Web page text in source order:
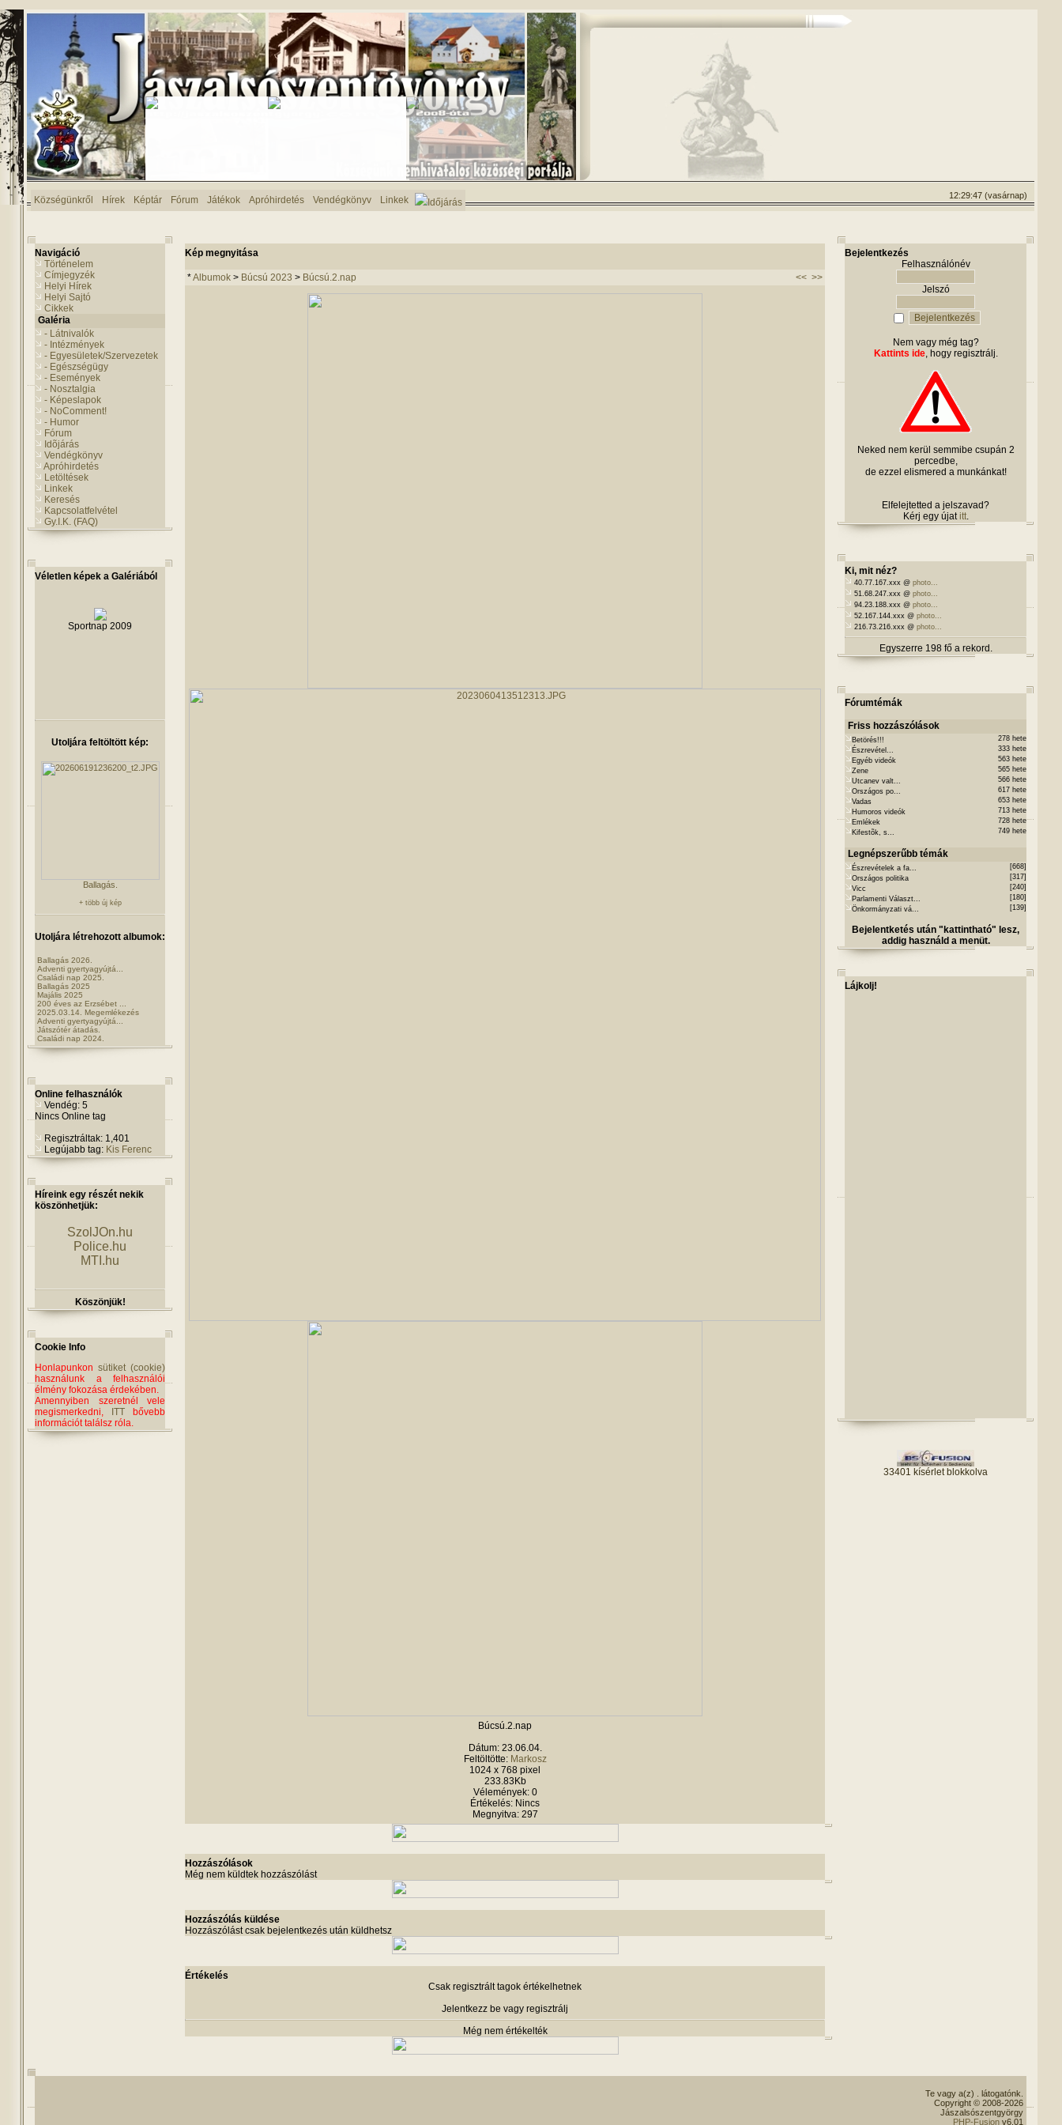
Községünkről Hírek Képtár Fórum Játékok Apróhirdetés Vendégkönyv Linkek Időjárás
12:29:47 (vasárnap)
Navigáció
Történelem
Címjegyzék
Helyi Hírek
Helyi Sajtó
Cikkek
Galéria
- Látnivalók
- Intézmények
- Egyesületek/Szervezetek
- Egészségügy
- Események
- Nosztalgia
- Képeslapok
- NoComment!
- Humor
Fórum
Idõjárás
Vendégkönyv
Apróhirdetés
Letöltések
Linkek
Keresés
Kapcsolatfelvétel
Gy.I.K. (FAQ)
Véletlen képek a Galériából
Sportnap 2009
Utoljára feltöltött kép:
Ballagás.
+ több új kép
Utoljára létrehozott albumok:
Ballagás 2026.
Adventi gyertyagyújtá...
Családi nap 2025.
Ballagás 2025
Majális 2025
200 éves az Erzsébet ...
2025.03.14. Megemlékezés
Adventi gyertyagyújtá...
Játszótér átadás.
Családi nap 2024.
Online felhasználók
Vendég: 5
Nincs Online tag
Regisztráltak: 1,401
Legújabb tag: Kis Ferenc
Híreink egy részét nekik
köszönhetjük:
SzolJOn.hu
Police.hu
MTI.hu
Köszönjük!
Cookie Info
Honlapunkon sütiket (cookie)
használunk a felhasználói
élmény fokozása érdekében.
Amennyiben szeretnél vele
megismerkedni,
ITT bővebb
információt találsz róla.
Kép megnyitása
*Albumok > Búcsú 2023 > Búcsú.2.nap << >>
Búcsú.2.nap
Dátum: 23.06.04.
Feltöltötte: Markosz
1024 x 768 pixel
233.83Kb
Vélemények: 0
Értékelés: Nincs
Megnyitva: 297
Hozzászólások
Még nem küldtek hozzászólást
Hozzászólás küldése
Hozzászólást csak bejelentkezés után küldhetsz
Értékelés
Csak regisztrált tagok értékelhetnek
Jelentkezz be vagy regisztrálj
Még nem értékelték
Bejelentkezés
Felhasználónév
Jelszó
Nem vagy még tag?
Kattints ide, hogy regisztrálj.
Neked nem kerül semmibe csupán 2
percedbe,
de ezzel elismered a munkánkat!
Elfelejtetted a jelszavad?
Kérj egy újatitt.
Ki, mit néz?
40.77.167.xxx @ photo...
51.68.247.xxx @ photo...
94.23.188.xxx @ photo...
52.167.144.xxx @ photo...
216.73.216.xxx @ photo...
Egyszerre 198 fő a rekord.
Fórumtémák
Friss hozzászólások
Betörés!!!
278 hete
Észrevétel...
333 hete
Egyéb videók
563 hete
Zene
565 hete
Utcanev valt...
566 hete
Országos po...
617 hete
Vadas
653 hete
Humoros videók
713 hete
Emlékek
728 hete
Kifestõk, s...
749 hete
Legnépszerűbb témák
Észrevételek a fa...
[668]
Országos politika
[317]
Vicc
[240]
Parlamenti Választ...
[180]
Önkormányzati vá...
[139]
Bejelentketés után "kattintható" lesz,
addig használd a menüt.
Lájkolj!
33401 kísérlet blokkolva
Te vagy a(z)
. látogatónk.
Copyright © 2008-2026
Jászalsószentgyörgy
PHP-Fusion v6.01